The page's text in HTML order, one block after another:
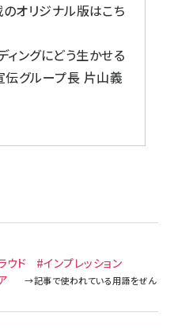
オリジナル版はこち
ィングにどう生かせる
伝グループ長 片山義
ウド
#インプレッション